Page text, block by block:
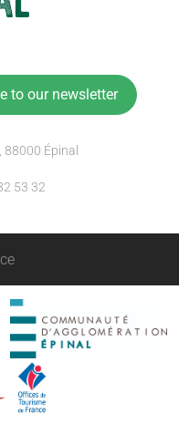
to our newsletter
88000 Épinal
53 32